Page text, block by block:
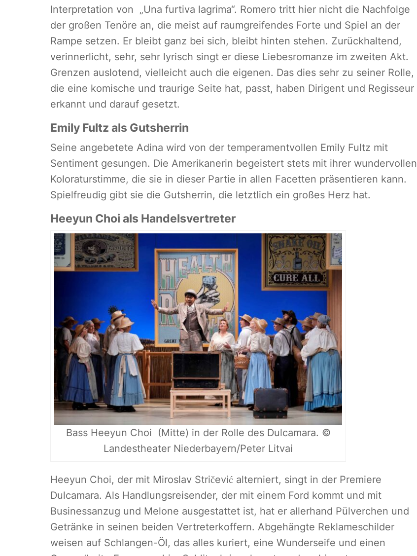
Interpretation von „Una furtiva lagrima“. Romero tritt hier nicht die Nachfolge
der großen Tenöre an, die meist auf raumgreifendes Forte und Spiel an der
Rampe setzen. Er bleibt ganz bei sich, bleibt hinten stehen. Zurückhaltend,
verinnerlicht, sehr, sehr lyrisch singt er diese Liebesromanze im zweiten Akt.
Grenzen auslotend, vielleicht auch die eigenen. Das dies sehr zu seiner Rolle,
die eine komische und traurige Seite hat, passt, haben Dirigent und Regisseur
erkannt und darauf gesetzt.
Emily Fultz als Gutsherrin
Seine angebetete Adina wird von der temperamentvollen Emily Fultz mit
Sentiment gesungen. Die Amerikanerin begeistert stets mit ihrer wundervollen
Koloraturstimme, die sie in dieser Partie in allen Facetten präsentieren kann.
Spielfreudig gibt sie die Gutsherrin, die letztlich ein großes Herz hat.
Heeyun Choi als Handelsvertreter
Bass Heeyun Choi (Mitte) in der Rolle des Dulcamara. ©
Landestheater Niederbayern/Peter Litvai
Heeyun Choi, der mit Miroslav Stričević alterniert, singt in der Premiere
Dulcamara. Als Handlungsreisender, der mit einem Ford kommt und mit
Businessanzug und Melone ausgestattet ist, hat er allerhand Pülverchen und
Getränke in seinen beiden Vertreterkoffern. Abgehängte Reklameschilder
weisen auf Schlangen-Öl, das alles kuriert, eine Wunderseife und einen